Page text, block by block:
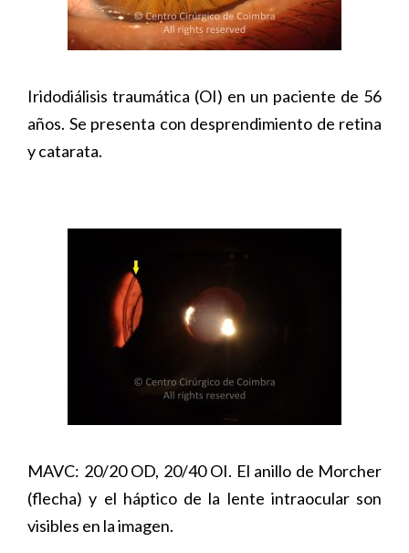
Iridodiálisis traumática (OI) en un paciente de 56
años. Se presenta con desprendimiento de retina
y catarata.
MAVC: 20/20 OD, 20/40 OI. El anillo de Morcher
(flecha) y el háptico de la lente intraocular son
visibles en la imagen.